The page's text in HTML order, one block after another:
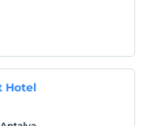
Hotel